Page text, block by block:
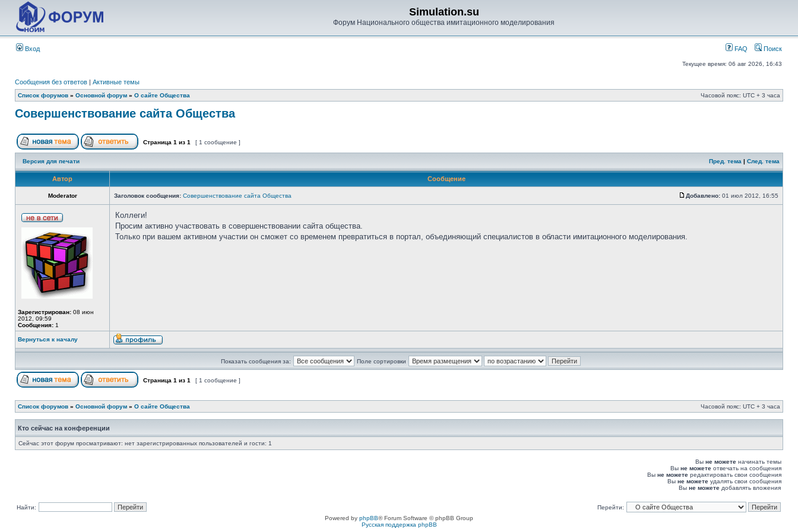
Simulation.su
Форум Национального общества имитационного моделирования
Вход FAQ Поиск
Текущее время: 06 авг 2026, 16:43
Сообщения без ответов | Активные темы
Список форумов » Основной форум » О сайте Общества Часовой пояс: UTC + 3 часа
Совершенствование сайта Общества
Страница 1 из 1 [ 1 сообщение ]
Версия для печати Пред. тема | След. тема
Автор Сообщение
Moderator Заголовок сообщения: Совершенствование сайта Общества Добавлено: 01 июл 2012, 16:55
Зарегистрирован: 08 июн
2012, 09:59
Сообщения: 1
Коллеги!
Просим активно участвовать в совершенствовании сайта общества.
Только при вашем активном участии он сможет со временем превратиться в портал, объединяющий специалистов в области имитационного моделирования.
Вернуться к началу
Показать сообщения за: Поле сортировки
Страница 1 из 1 [ 1 сообщение ]
Список форумов » Основной форум » О сайте Общества Часовой пояс: UTC + 3 часа
Кто сейчас на конференции
Сейчас этот форум просматривают: нет зарегистрированных пользователей и гости: 1
Вы не можете начинать темы
Вы не можете отвечать на сообщения
Вы не можете редактировать свои сообщения
Вы не можете удалять свои сообщения
Вы не можете добавлять вложения
Найти:
Перейти:
Powered by phpBB® Forum Software © phpBB Group
Русская поддержка phpBB